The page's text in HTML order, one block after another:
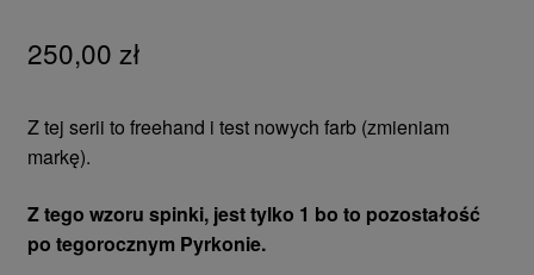
250,00 zł
Z tej serii to freehand i test nowych farb (zmieniam
markę).
Z tego wzoru spinki, jest tylko 1 bo to pozostałość
po tegorocznym Pyrkonie.